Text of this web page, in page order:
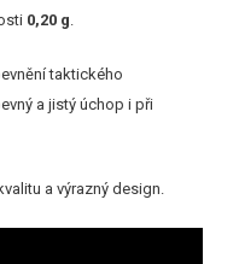
0,20 g
taktického
a jistý úchop i při
a výrazný design.